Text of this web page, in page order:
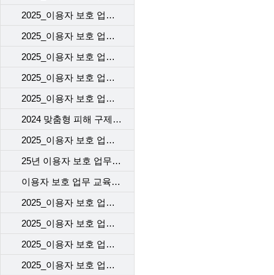
2025_이용자 보호 업무 교육(2차)_voc 기본 교육
2025_이용자 보호 업무 교육(2차)_계약 시 고객에게 제공해야 할 필수고지 및 동의사항
2025_이용자 보호 업무 교육(2차)_개인정보 보호 교육
2025_이용자 보호 업무 교육(2차)_규제기관의 이용자 보호 정책 변경사항([KISA] 불법스패머 가입제한(해지자) 강화 제도 시행)
2025_이용자 보호 업무 교육(1차)_자사 서비스 변경
2024 맞춤형 피해 구제 교육
2025_이용자 보호 업무 교육(1차)_이용자의 주요 불만
25년 이용자 보호 업무 교육 2차
이용자 보호 업무 교육 1차
2025_이용자 보호 업무 교육(1차)_VOC 기본 교육
2025_이용자 보호 업무 교육(1차)_개인정보 보호 교육
2025_이용자 보호 업무 교육(1차)_계약 시 고객에게 제공해야 할 필수고지 및 동의사항
2025_이용자 보호 업무 교육(1차)_규제기관의 이용자 보호 정책 변경 사항(중고 단말 거래사실 확인 서비스)